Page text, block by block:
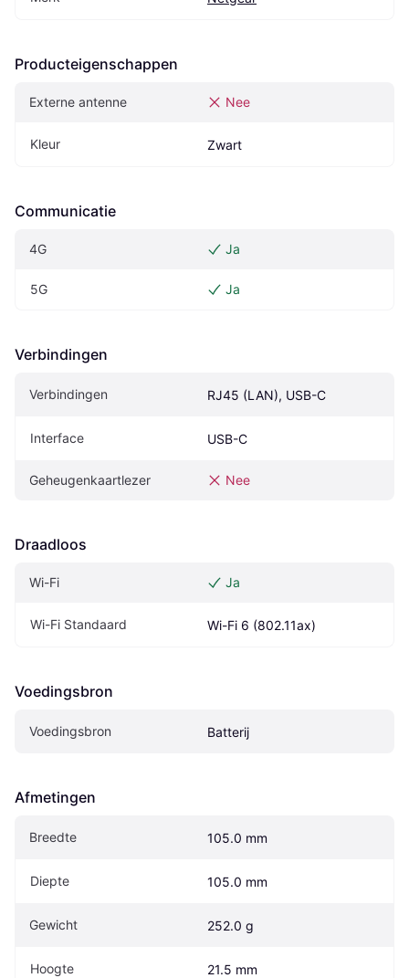
Producteigenschappen
Externe antenne Nee
Kleur Zwart
Communicatie
4G Ja
5G Ja
Verbindingen
Verbindingen RJ45 (LAN), USB-C
Interface USB-C
Geheugenkaartlezer Nee
Draadloos
Wi-Fi Ja
Wi-Fi Standaard Wi-Fi 6 (802.11ax)
Voedingsbron
Voedingsbron Batterij
Afmetingen
Breedte 105.0 mm
Diepte 105.0 mm
Gewicht 252.0 g
Hoogte 21.5 mm